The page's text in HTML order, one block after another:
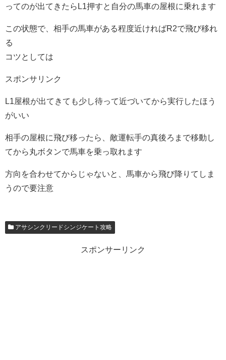
ってのが出てきたらL1押すと自分の馬車の屋根に乗れます
この状態で、相手の馬車がある程度近ければR2で飛び移れ
る
コツとしては
スポンサリンク
L1屋根が出てきても少し待って近づいてから実行したほう
がいい
相手の屋根に飛び移ったら、敵運転手の真後ろまで移動し
てから丸ボタンで馬車を乗っ取れます
方向を合わせてからじゃないと、馬車から飛び降りてしま
うので要注意
アサシンクリードシンジケート攻略
スポンサーリンク